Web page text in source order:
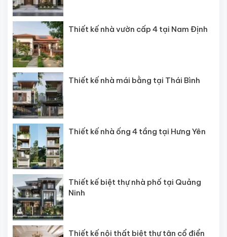
Thiết kế nhà vườn cấp 4 tại Nam Định
Thiết kế nhà mái bằng tại Thái Bình
Thiết kế nhà ống 4 tầng tại Hưng Yên
Thiết kế biệt thự nhà phố tại Quảng
Ninh
Thiết kế nội thất biệt thự tân cổ điển